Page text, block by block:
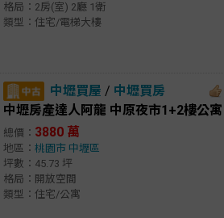
格局：2房(室) 2廳 1衛
類型：住宅/電梯大樓
中壢買屋 / 中壢買房
中壢房產達人阿龍 中原夜市1+2樓公寓
總價： 3880 萬
地區： 桃園市 中壢區
坪數：45.73 坪
格局：開放空間
類型：住宅/公寓